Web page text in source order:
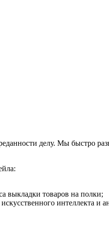
делу. Мы быстро
выкладки товаров на полки;
интеллекта и